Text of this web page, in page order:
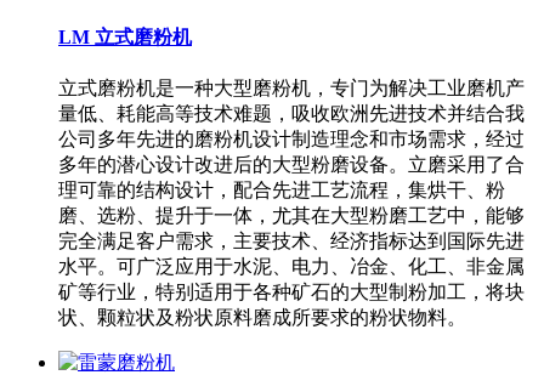
LM 立式磨粉机
立式磨粉机是一种大型磨粉机，专门为解决工业磨机产
量低、耗能高等技术难题，吸收欧洲先进技术并结合我
公司多年先进的磨粉机设计制造理念和市场需求，经过
多年的潜心设计改进后的大型粉磨设备。立磨采用了合
理可靠的结构设计，配合先进工艺流程，集烘干、粉
磨、选粉、提升于一体，尤其在大型粉磨工艺中，能够
完全满足客户需求，主要技术、经济指标达到国际先进
水平。可广泛应用于水泥、电力、冶金、化工、非金属
矿等行业，特别适用于各种矿石的大型制粉加工，将块
状、颗粒状及粉状原料磨成所要求的粉状物料。